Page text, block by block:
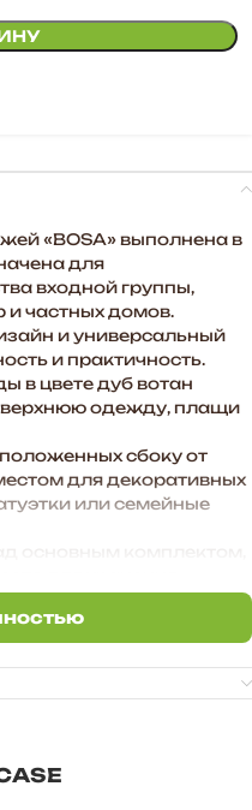
«BOSA» выполнена в
для
входной группы,
и частных домов.
и универсальный
и практичность.
в цвете дуб вотан
верхнюю одежду, плащи
сбоку от
для декоративных
или семейные
и аксессуаров.
мебелью для
стиля и комфорта,
о Вашем доме.
модулей. Также есть